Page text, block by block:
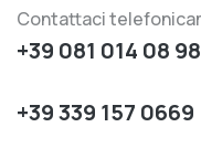
Contattaci
+39 081 014 08 98
+39 339 157 0669